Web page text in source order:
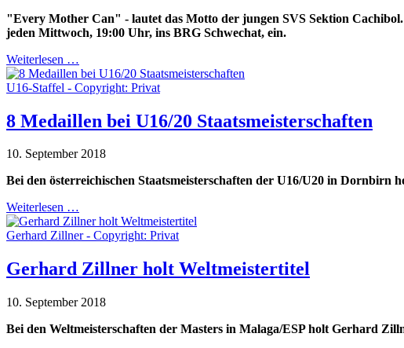
"Every Mother Can" - lautet das Motto der jungen SVS Sektion
jeden Mittwoch, 19:00 Uhr, ins BRG Schwechat, ein.
Weiterlesen …
U16-Staffel - Copyright: Privat
8 Medaillen bei U16/20 Staatsmeisterschaften
10. September 2018
Bei den österreichischen Staatsmeisterschaften der U16/U20 in Dornbirn
Weiterlesen …
Gerhard Zillner - Copyright: Privat
Gerhard Zillner holt Weltmeistertitel
10. September 2018
Bei den Weltmeisterschaften der Masters in Malaga/ESP holt Gerhard